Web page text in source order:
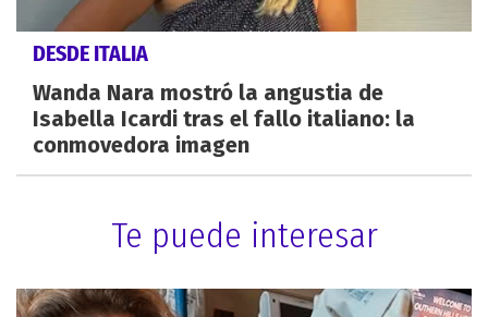
DESDE ITALIA
Wanda Nara mostró la angustia de
Isabella Icardi tras el fallo italiano: la
conmovedora imagen
Te puede interesar